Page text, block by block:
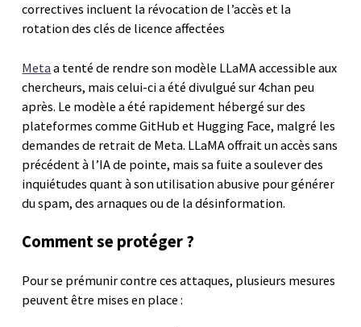
correctives incluent la révocation de l’accès et la
rotation des clés de licence affectées
Meta a tenté de rendre son modèle LLaMA accessible aux
chercheurs, mais celui-ci a été divulgué sur 4chan peu
après. Le modèle a été rapidement hébergé sur des
plateformes comme GitHub et Hugging Face, malgré les
demandes de retrait de Meta. LLaMA offrait un accès sans
précédent à l’IA de pointe, mais sa fuite a soulever des
inquiétudes quant à son utilisation abusive pour générer
du spam, des arnaques ou de la désinformation.
Comment se protéger ?
Pour se prémunir contre ces attaques, plusieurs mesures
peuvent être mises en place :